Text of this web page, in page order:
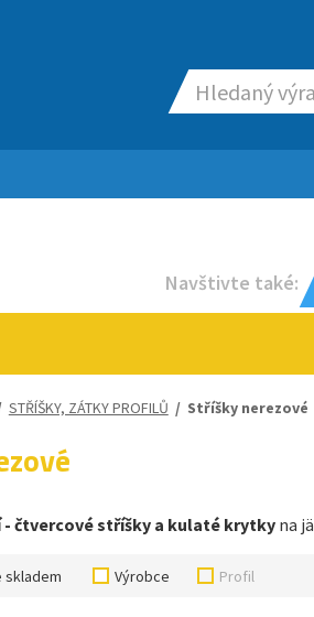
Navštivte také:
STŘÍŠKY, ZÁTKY PROFILŮ / Stříšky nerezové
- čtvercové stříšky a kulaté krytkyna
skladem Výrobce Profil